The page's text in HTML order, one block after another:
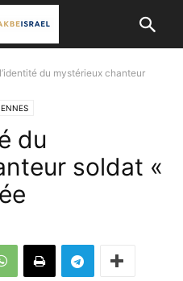
du mystérieux chanteur
du
soldat «